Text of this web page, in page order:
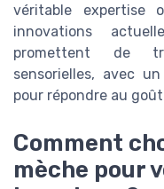
véritable expertise
innovations
promettent de
sensorielles, avec
pour répondre au
Comment
mèche pour